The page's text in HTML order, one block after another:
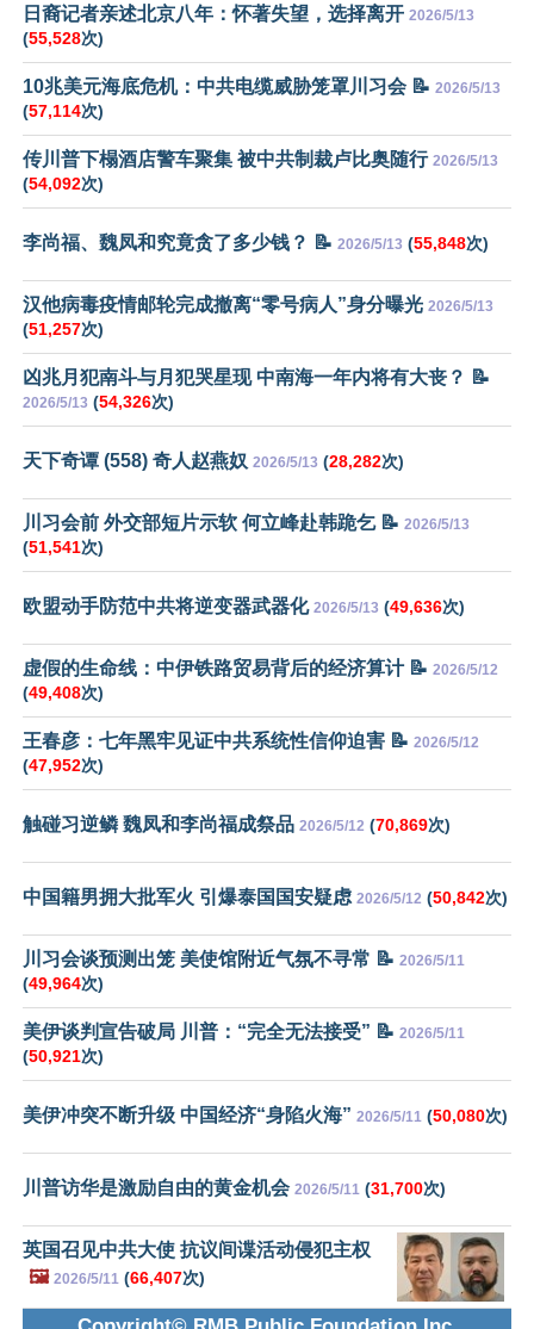
日裔记者亲述北京八年：怀著失望，选择离开 2026/5/13
(55,528次)
10兆美元海底危机：中共电缆威胁笼罩川习会 📝 2026/5/13
(57,114次)
传川普下榻酒店警车聚集 被中共制裁卢比奥随行 2026/5/13
(54,092次)
李尚福、魏凤和究竟贪了多少钱？ 📝 2026/5/13 (55,848次)
汉他病毒疫情邮轮完成撤离“零号病人”身分曝光 2026/5/13
(51,257次)
凶兆月犯南斗与月犯哭星现 中南海一年内将有大丧？ 📝
2026/5/13 (54,326次)
天下奇谭 (558) 奇人赵燕奴 2026/5/13 (28,282次)
川习会前 外交部短片示软 何立峰赴韩跪乞 📝 2026/5/13
(51,541次)
欧盟动手防范中共将逆变器武器化 2026/5/13 (49,636次)
虚假的生命线：中伊铁路贸易背后的经济算计 📝 2026/5/12
(49,408次)
王春彦：七年黑牢见证中共系统性信仰迫害 📝 2026/5/12
(47,952次)
触碰习逆鳞 魏凤和李尚福成祭品 2026/5/12 (70,869次)
中国籍男拥大批军火 引爆泰国国安疑虑 2026/5/12 (50,842次)
川习会谈预测出笼 美使馆附近气氛不寻常 📝 2026/5/11
(49,964次)
美伊谈判宣告破局 川普：“完全无法接受” 📝 2026/5/11
(50,921次)
美伊冲突不断升级 中国经济“身陷火海” 2026/5/11 (50,080次)
川普访华是激励自由的黄金机会 2026/5/11 (31,700次)
英国召见中共大使 抗议间谍活动侵犯主权
🖼️ 2026/5/11 (66,407次)